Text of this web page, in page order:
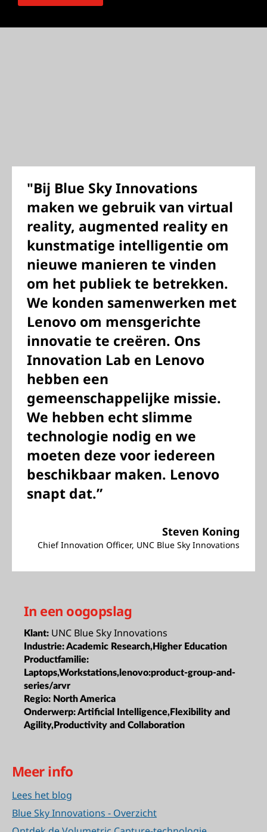
"Bij Blue Sky Innovations
maken we gebruik van virtual
reality, augmented reality en
kunstmatige intelligentie om
nieuwe manieren te vinden
om het publiek te betrekken.
We konden samenwerken met
Lenovo om mensgerichte
innovatie te creëren. Ons
Innovation Lab en Lenovo
hebben een
gemeenschappelijke missie.
We hebben echt slimme
technologie nodig en we
moeten deze voor iedereen
beschikbaar maken. Lenovo
snapt dat.”
Steven Koning
Chief Innovation Officer, UNC Blue Sky Innovations
In een oogopslag
Klant: UNC Blue Sky Innovations
Industrie:Academic Research,Higher Education
Productfamilie:
Laptops,Workstations,lenovo:product-group-and-
series/arvr
Regio: North America
Onderwerp:Artificial Intelligence,Flexibility and
Agility,Productivity and Collaboration
Meer info
Lees het blog
Blue Sky Innovations - Overzicht